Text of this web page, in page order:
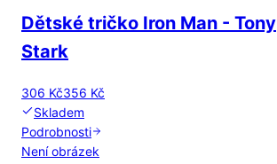
Dětské tričko Iron Man - Tony
Stark
306 Kč356 Kč
Skladem
Podrobnosti
Není obrázek